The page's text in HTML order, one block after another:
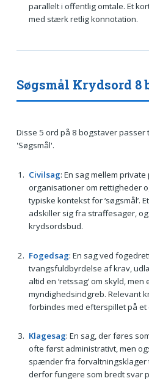
parallelt i offentlig omtale. Et
med stærk retlig konnotation.
Søgsmål Krydsord 8
Disse 5 ord på 8 bogstaver
'Søgsmål'.
Civilsag: En sag mellem
organisationer om rettigheder
typiske kontekst for ‘søgsmål’.
adskiller sig fra straffesager,
krydsordsbud.
Fogedsag: En sag ved
tvangsfuldbyrdelse af krav,
altid en ‘retssag’ om skyld,
myndighedsindgreb. Relevant
forbindes med efterspillet på et
Klagesag: En sag, der føres
ofte først administrativt, men
spænder fra forvaltningsklager
derfor fungere som bredt svar